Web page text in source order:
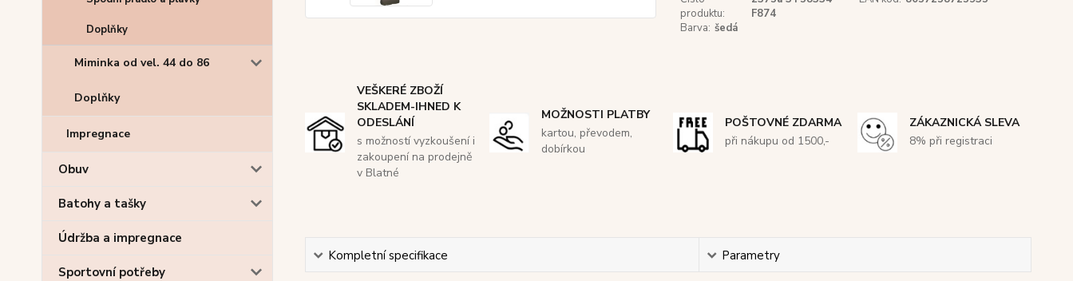
Doplňky
Miminka od vel. 44 do 86
Doplňky
Impregnace
Obuv
Batohy a tašky
Údržba a impregnace
Sportovní potřeby
produktu:
F874
Barva: šedá
VEŠKERÉ ZBOŽÍ
SKLADEM-IHNED K
ODESLÁNÍ
s možností vyzkoušení i
zakoupení na prodejně
v Blatné
MOŽNOSTI PLATBY
kartou, převodem,
dobírkou
POŠTOVNÉ ZDARMA
při nákupu od 1500,-
ZÁKAZNICKÁ SLEVA
8% při registraci
Kompletní specifikace Parametry